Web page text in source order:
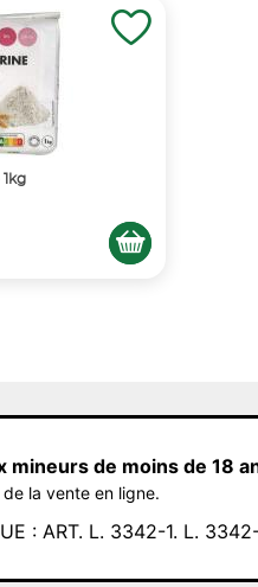
de moins de 18
la vente en ligne.
: ART. L. 3342-1. L.